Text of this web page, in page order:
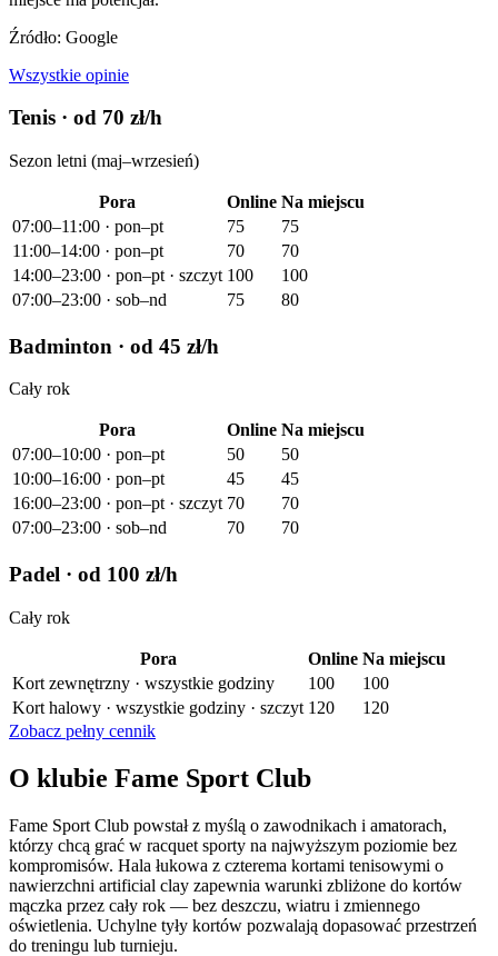
Źródło: Google
Wszystkie opinie
Tenis · od 70 zł/h
Sezon letni (maj–wrzesień)
Pora Online Na miejscu
07:00–11:00 · pon–pt
75
75
11:00–14:00 · pon–pt
70
70
14:00–23:00 · pon–pt · szczyt 100
100
07:00–23:00 · sob–nd
75 80
Badminton · od 45 zł/h
Cały rok
Pora Online Na miejscu
07:00–10:00 · pon–pt
50
50
10:00–16:00 · pon–pt
45
45
16:00–23:00 · pon–pt · szczyt 70
70
07:00–23:00 · sob–nd
70 70
Padel · od 100 zł/h
Cały rok
Pora Online Na miejscu
Kort zewnętrzny · wszystkie godziny
100
100
Kort halowy · wszystkie godziny · szczyt 120
120
Zobacz pełny cennik
O klubie Fame Sport Club
Fame Sport Club powstał z myślą o zawodnikach i amatorach,
którzy chcą grać w racquet sporty na najwyższym poziomie bez
kompromisów. Hala łukowa z czterema kortami tenisowymi o
nawierzchni artificial clay zapewnia warunki zbliżone do kortów
mączka przez cały rok — bez deszczu, wiatru i zmiennego
oświetlenia. Uchylne tyły kortów pozwalają dopasować przestrzeń
do treningu lub turnieju.